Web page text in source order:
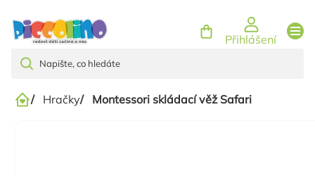
Přihlášení
Domů
/ Hračky/ Montessori skládací věž Safari